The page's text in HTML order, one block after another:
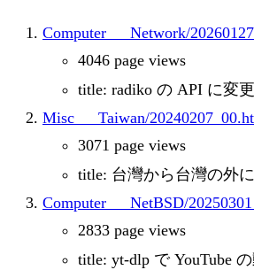
Computer___Network/
4046 page views
title: radiko の API に変
Misc___Taiwan/
3071 page views
title: 台灣から台灣の外
Computer___NetBSD/
2833 page views
title: yt-dlp で YouTube